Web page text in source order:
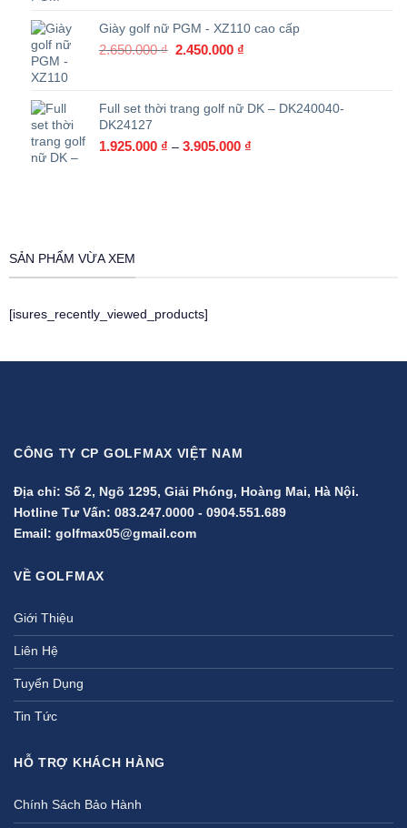
1.615.000 ₫.
Giày golf nữ PGM - XZ110 cao cấp
2.650.000₫ Giá
2.450.000 ₫
2.450.000 ₫.
Full set thời trang golf nữ DK – DK240040-
DK24127
1.925.000 ₫ – 3.905.000 ₫
SẢN PHẨM VỪA XEM
[isures_recently_viewed_products]
CÔNG TY CP GOLFMAX VIỆT NAM
Địa chỉ: Số 2, Ngõ 1295, Giải Phóng, Hoàng Mai, Hà Nội.
Hotline Tư Vấn: 083.247.0000 - 0904.551.689
Email: golfmax05@gmail.com
VỀ GOLFMAX
Giới Thiệu
Liên Hệ
Tuyển Dụng
Tin Tức
HỖ TRỢ KHÁCH HÀNG
Chính Sách Bảo Hành